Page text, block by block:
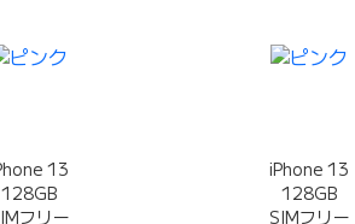
13
128GB
フリー
iPhone 13
128GB
SIMフリー